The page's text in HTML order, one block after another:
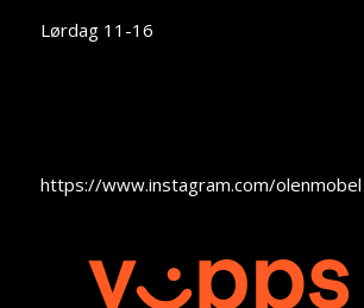
Lørdag 11-16
https://www.instagram.com/olenmobel